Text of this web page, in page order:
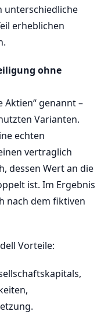
unterschiedliche
erheblichen
ohne
Aktien“ genannt –
Varianten.
echten
vertraglich
dessen Wert an die
ist. Im Ergebnis
nach dem fiktiven
Vorteile: